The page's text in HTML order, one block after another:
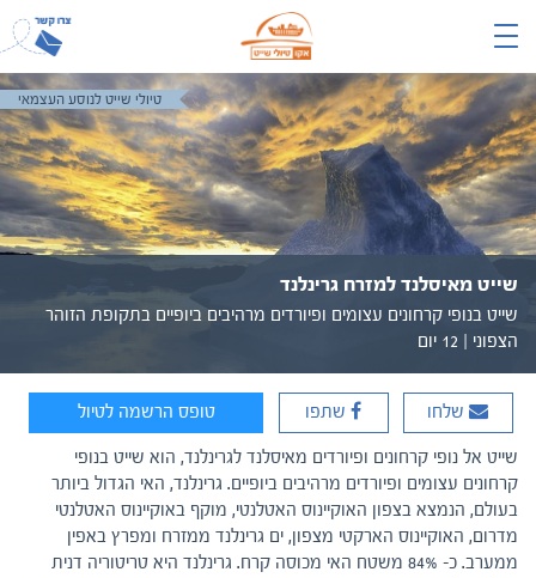
טיולי שייט לנוסע העצמאי
שייט מאיסלנד למזרח גרינלנד
שייט בנופי קרחונים עצומים ופיורדים מרהיבים ביופיים בתקופת הזוהר
הצפוני | 12 יום
שלחו שתפו טופס הרשמה לטיול
שייט אל נופי קרחונים ופיורדים מאיסלנד לגרינלנד, הוא שייט בנופי
קרחונים עצומים ופיורדים מרהיבים ביופיים. גרינלנד, האי הגדול ביותר
בעולם, הנמצא בצפון האוקיינוס האטלנטי, מוקף באוקיינוס האטלנטי
מדרום, האוקיינוס הארקטי מצפון, ים גרינלנד ממזרח ומפרץ באפין
ממערב. כ- 84% משטח האי מכוסה קרח. גרינלנד היא טריטוריה דנית